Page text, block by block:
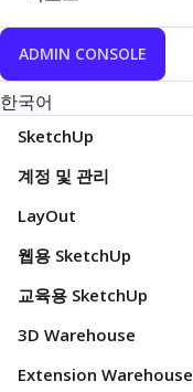
ADMIN CONSOLE
한국어
SketchUp
계정 및 관리
LayOut
웹용 SketchUp
교육용 SketchUp
3D Warehouse
Extension Warehouse